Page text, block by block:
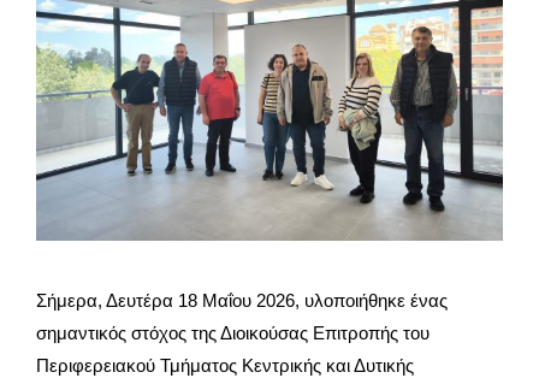
Σήμερα, Δευτέρα 18 Μαΐου 2026, υλοποιήθηκε ένας
σημαντικός στόχος της Διοικούσας Επιτροπής του
Περιφερειακού Τμήματος Κεντρικής και Δυτικής